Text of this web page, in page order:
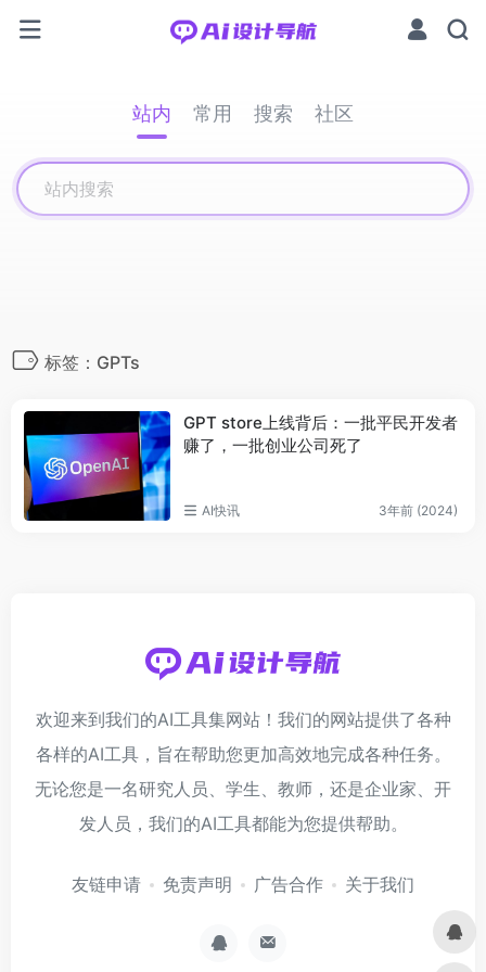
站内 常用 搜索 社区
标签：GPTs
GPT store上线背后：一批平民开发者
赚了，一批创业公司死了
AI快讯 3年前 (2024)
欢迎来到我们的AI工具集网站！我们的网站提供了各种
各样的AI工具，旨在帮助您更加高效地完成各种任务。
无论您是一名研究人员、学生、教师，还是企业家、开
发人员，我们的AI工具都能为您提供帮助。
友链申请 免责声明 广告合作 关于我们